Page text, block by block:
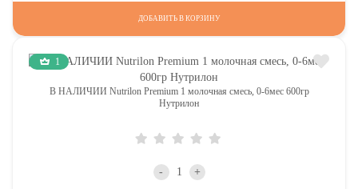
ДОБАВИТЬ В КОРЗИНУ
1
В НАЛИЧИИ Nutrilon Premium 1 молочная смесь, 0-6мес 600гр
Нутрилон
- +